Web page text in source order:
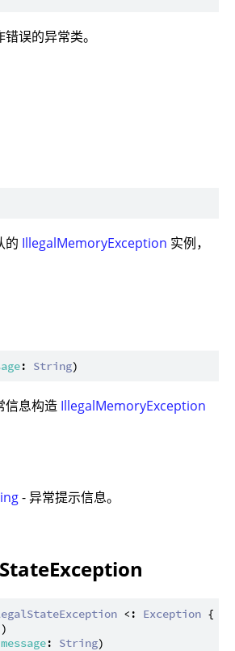
误的异常类。
的 IllegalMemoryException 实例，
: String
信息构造 IllegalMemoryException
- 异常提示信息。
<: Exception {
message: String)